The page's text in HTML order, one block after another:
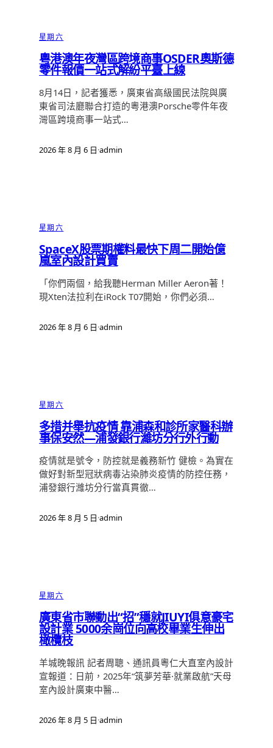
星期六
粵港澳年夜灣區跨境商事OSDER奧斯德
零件報價一站式解紛平臺上線
8月14日，記者獲悉，廣東省高級國民法院與廣
東省司法廳聯合打造的粵港澳Porsche零件年夜
灣區跨境商事一站式…
2026 年 8 月 6 日·admin
星期六
SpaceX股票期權料最快下周二開始億
嵐室內設計買賣
「你們兩個，給我聽Herman Miller Aeron著！
現Xten法拉利在iRock T07開始，你們必須…
2026 年 8 月 6 日·admin
星期六
多措并舉抗疫情 靠浦森和診所家醫科辦
事保安然—浦發銀行濰坊分行外行動
疫情就是號令，防控就是義務新竹 健檢。為實在
做好對新型冠狀病毒沾染肺炎疫情的防控任務，
浦發銀行濰坊分行當真貫徹…
2026 年 8 月 5 日·admin
星期六
廣東省市聯動出“招”穩就JIUYI俱意豪宅
設計業 5000余崗位向高校畢業生伸出
橄欖枝
羊城晚報訊 記者周聰、通訊員粵仁大直室內設計
宣報道：日前，2025年“筑夢芳華·就業啟航”天母
室內設計廣東中醫…
2026 年 8 月 5 日·admin